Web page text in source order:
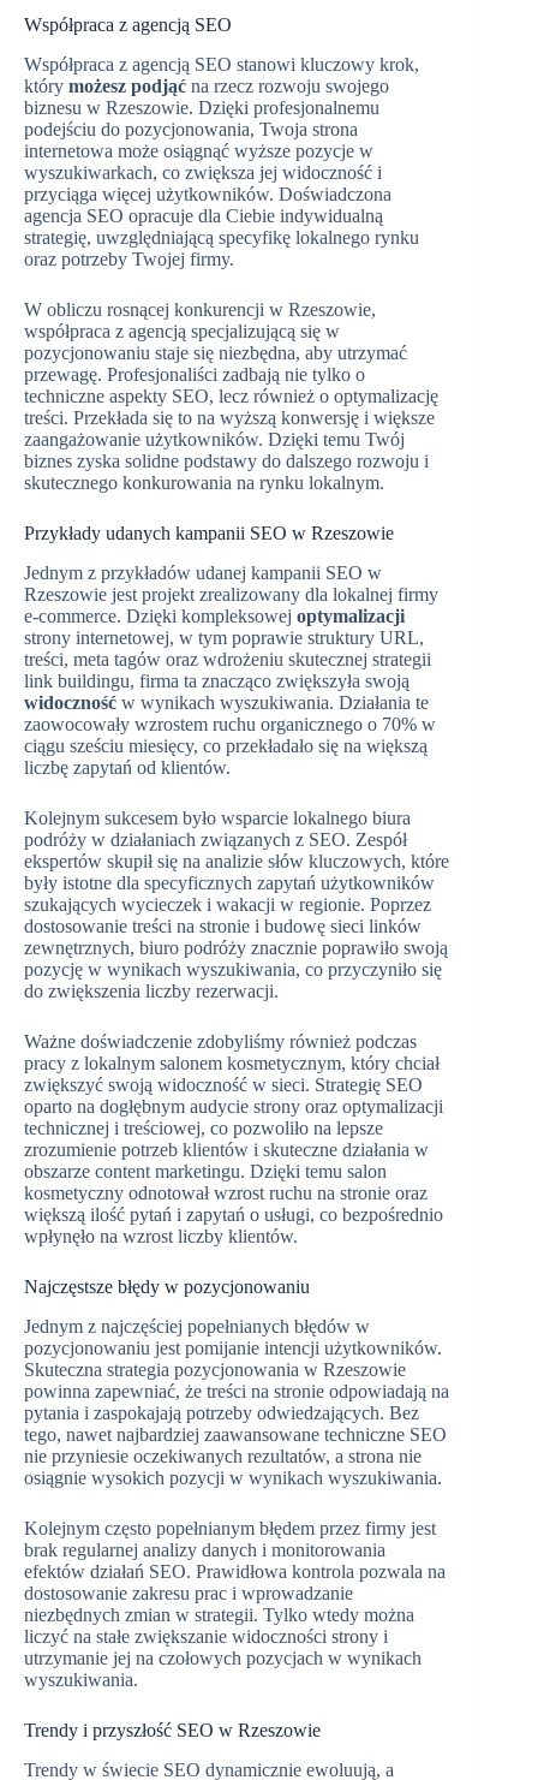
Współpraca z agencją SEO
Współpraca z agencją SEO stanowi kluczowy krok,
który możesz podjąć na rzecz rozwoju swojego
biznesu w Rzeszowie. Dzięki profesjonalnemu
podejściu do pozycjonowania, Twoja strona
internetowa może osiągnąć wyższe pozycje w
wyszukiwarkach, co zwiększa jej widoczność i
przyciąga więcej użytkowników. Doświadczona
agencja SEO opracuje dla Ciebie indywidualną
strategię, uwzględniającą specyfikę lokalnego rynku
oraz potrzeby Twojej firmy.
W obliczu rosnącej konkurencji w Rzeszowie,
współpraca z agencją specjalizującą się w
pozycjonowaniu staje się niezbędna, aby utrzymać
przewagę. Profesjonaliści zadbają nie tylko o
techniczne aspekty SEO, lecz również o optymalizację
treści. Przekłada się to na wyższą konwersję i większe
zaangażowanie użytkowników. Dzięki temu Twój
biznes zyska solidne podstawy do dalszego rozwoju i
skutecznego konkurowania na rynku lokalnym.
Przykłady udanych kampanii SEO w Rzeszowie
Jednym z przykładów udanej kampanii SEO w
Rzeszowie jest projekt zrealizowany dla lokalnej firmy
e-commerce. Dzięki kompleksowej optymalizacji
strony internetowej, w tym poprawie struktury URL,
treści, meta tagów oraz wdrożeniu skutecznej strategii
link buildingu, firma ta znacząco zwiększyła swoją
widoczność w wynikach wyszukiwania. Działania te
zaowocowały wzrostem ruchu organicznego o 70% w
ciągu sześciu miesięcy, co przekładało się na większą
liczbę zapytań od klientów.
Kolejnym sukcesem było wsparcie lokalnego biura
podróży w działaniach związanych z SEO. Zespół
ekspertów skupił się na analizie słów kluczowych, które
były istotne dla specyficznych zapytań użytkowników
szukających wycieczek i wakacji w regionie. Poprzez
dostosowanie treści na stronie i budowę sieci linków
zewnętrznych, biuro podróży znacznie poprawiło swoją
pozycję w wynikach wyszukiwania, co przyczyniło się
do zwiększenia liczby rezerwacji.
Ważne doświadczenie zdobyliśmy również podczas
pracy z lokalnym salonem kosmetycznym, który chciał
zwiększyć swoją widoczność w sieci. Strategię SEO
oparto na dogłębnym audycie strony oraz optymalizacji
technicznej i treściowej, co pozwoliło na lepsze
zrozumienie potrzeb klientów i skuteczne działania w
obszarze content marketingu. Dzięki temu salon
kosmetyczny odnotował wzrost ruchu na stronie oraz
większą ilość pytań i zapytań o usługi, co bezpośrednio
wpłynęło na wzrost liczby klientów.
Najczęstsze błędy w pozycjonowaniu
Jednym z najczęściej popełnianych błędów w
pozycjonowaniu jest pomijanie intencji użytkowników.
Skuteczna strategia pozycjonowania w Rzeszowie
powinna zapewniać, że treści na stronie odpowiadają na
pytania i zaspokajają potrzeby odwiedzających. Bez
tego, nawet najbardziej zaawansowane techniczne SEO
nie przyniesie oczekiwanych rezultatów, a strona nie
osiągnie wysokich pozycji w wynikach wyszukiwania.
Kolejnym często popełnianym błędem przez firmy jest
brak regularnej analizy danych i monitorowania
efektów działań SEO. Prawidłowa kontrola pozwala na
dostosowanie zakresu prac i wprowadzanie
niezbędnych zmian w strategii. Tylko wtedy można
liczyć na stałe zwiększanie widoczności strony i
utrzymanie jej na czołowych pozycjach w wynikach
wyszukiwania.
Trendy i przyszłość SEO w Rzeszowie
Trendy w świecie SEO dynamicznie ewoluują, a